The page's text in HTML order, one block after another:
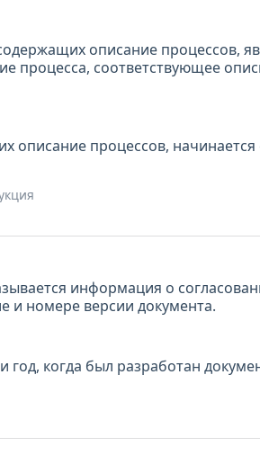
описание процессов,
процесса, соответствующее
описание процессов, начинается
информация о
и номере версии документа.
год, когда был разработан